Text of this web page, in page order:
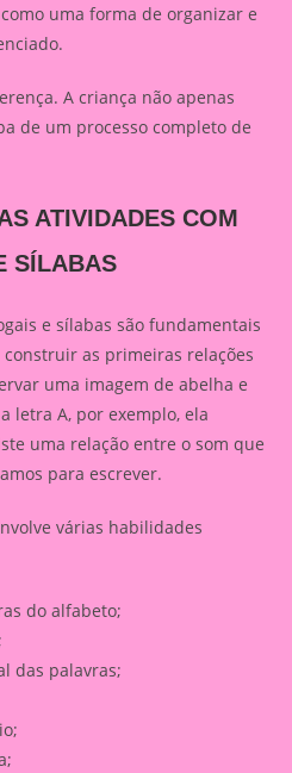
uma forma de organizar e
A criança não apenas
de um processo completo de
ATIVIDADES COM
SÍLABAS
e sílabas são fundamentais
as primeiras relações
uma imagem de abelha e
letra A, por exemplo, ela
uma relação entre o som que
para escrever.
várias habilidades
do alfabeto;
das palavras;